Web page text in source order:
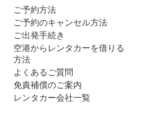
ご予約方法
ご予約のキャンセル方法
ご出発手続き
空港からレンタカーを借りる
方法
よくあるご質問
免責補償のご案内
レンタカー会社一覧